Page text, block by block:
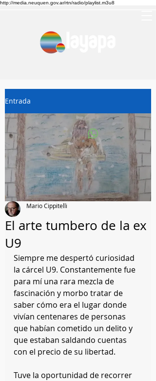
http://media.neuquen.gov.ar/rtn/radio/playlist.m3u8
Entrada
El arte tumbero de la ex
U9
Mario Cippitelli
Siempre me despertó curiosidad
la cárcel U9. Constantemente fue
para mí una rara mezcla de
fascinación y morbo tratar de
saber cómo era el lugar donde
vivían centenares de personas
que habían cometido un delito y
que estaban saldando cuentas
con el precio de su libertad.
Tuve la oportunidad de recorrer